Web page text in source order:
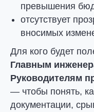
превышения
отсутствует
вносимых
Для кого будет
Главным
Руководителям
— чтобы понять,
документации,